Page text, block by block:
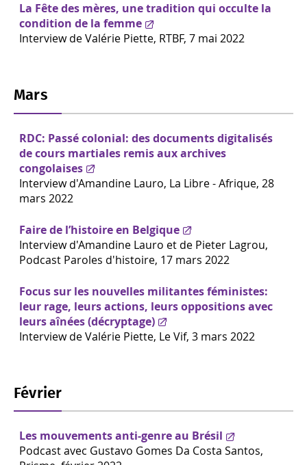
La Fête des mères, une tradition qui occulte la
condition de la femme
Interview de Valérie Piette, RTBF, 7 mai 2022
Mars
RDC: Passé colonial: des documents digitalisés
de cours martiales remis aux archives
congolaises
Interview d'Amandine Lauro, La Libre - Afrique, 28
mars 2022
Faire de l’histoire en Belgique
Interview d'Amandine Lauro et de Pieter Lagrou,
Podcast Paroles d'histoire, 17 mars 2022
Focus sur les nouvelles militantes féministes:
leur rage, leurs actions, leurs oppositions avec
leurs aînées (décryptage)
Interview de Valérie Piette, Le Vif, 3 mars 2022
Février
Les mouvements anti-genre au Brésil
Podcast avec Gustavo Gomes Da Costa Santos,